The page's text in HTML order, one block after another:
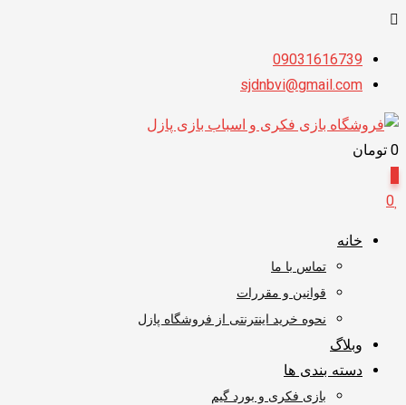
پرش
محتوا
09031616739
sjdnbvi@gmail.com
0 تومان
0
خانه
تماس با ما
قوانین و مقررات
نحوه خرید اینترنتی از فروشگاه پازل
وبلاگ
دسته بندی ها
بازی فکری و بورد گیم